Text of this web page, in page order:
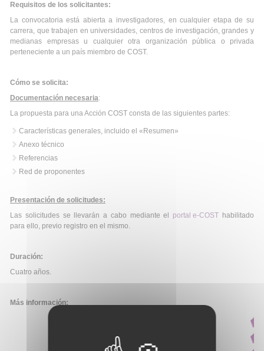
Requisitos de los solicitantes:
La convocatoria está abierta a investigadores, en cualquier etapa de su
carrera, que trabajen en universidades, centros de investigación, grandes y
medianas empresas u cualquier otra organización pública o privada
perteneciente a un país miembro de COST.
Cómo se solicita:
Documentación necesaria:
La propuesta para una Acción COST consta de las siguientes partes:
Características generales, incluido el «Resumen»
Anexo técnico
Referencias
Red de proponentes
Presentación de solicitudes:
Las solicitudes se llevarán a cabo mediante el portal e-COST habilitado
para ello, previo registro en el mismo.
Duración:
Cuatro años.
Más información: